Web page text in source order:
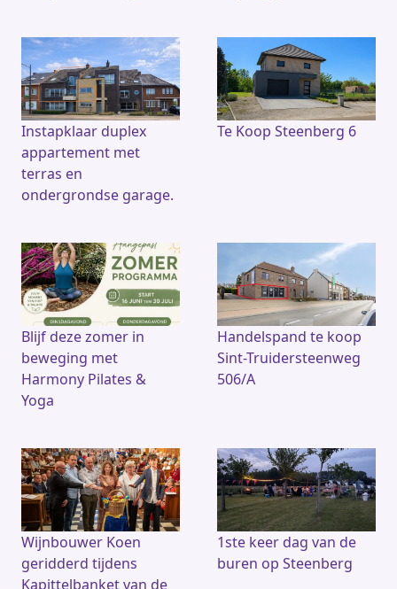
Instapklaar duplex
appartement met
terras en
ondergrondse garage.
Te Koop Steenberg 6
Blijf deze zomer in
beweging met
Harmony Pilates &
Yoga
Handelspand te koop
Sint-Truidersteenweg
506/A
Wijnbouwer Koen
geridderd tijdens
Kapittelbanket van de
1ste keer dag van de
buren op Steenberg